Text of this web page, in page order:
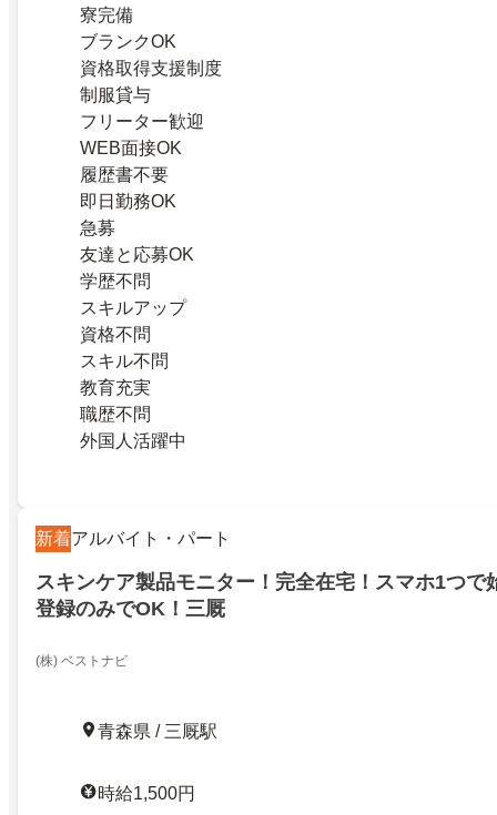
寮完備
ブランクOK
資格取得支援制度
制服貸与
フリーター歓迎
WEB面接OK
履歴書不要
即日勤務OK
急募
友達と応募OK
学歴不問
スキルアップ
資格不問
スキル不問
教育充実
職歴不問
外国人活躍中
新着アルバイト・パート
スキンケア製品モニター！完全在宅！スマホ1つで
登録のみでOK！三厩
(株) ベストナビ
青森県 / 三厩駅
時給1,500円